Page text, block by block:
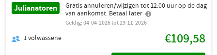
Julianatoren
Gratis annuleren/wijzigen tot 12:00 uur op de dag
van aankomst. Betaal later
Geldig: 04-04-2026 tot 29-11-2026
1volwassene €109,58